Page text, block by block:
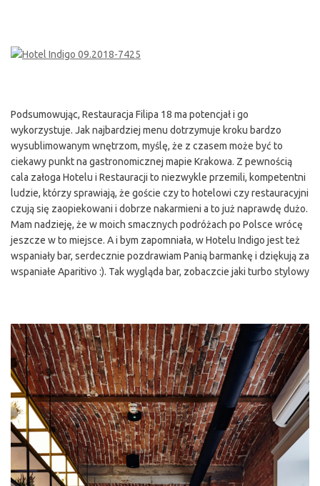
Podsumowując, Restauracja Filipa 18 ma potencjał i go
wykorzystuje. Jak najbardziej menu dotrzymuje kroku bardzo
wysublimowanym wnętrzom, myślę, że z czasem może być to
ciekawy punkt na gastronomicznej mapie Krakowa. Z pewnością
cala załoga Hotelu i Restauracji to niezwykle przemili, kompetentni
ludzie, którzy sprawiają, że goście czy to hotelowi czy restauracyjni
czują się zaopiekowani i dobrze nakarmieni a to już naprawdę dużo.
Mam nadzieję, że w moich smacznych podróżach po Polsce wrócę
jeszcze w to miejsce. A i bym zapomniała, w Hotelu Indigo jest też
wspaniały bar, serdecznie pozdrawiam Panią barmankę i dziękują za
wspaniałe Aparitivo :). Tak wygląda bar, zobaczcie jaki turbo stylowy